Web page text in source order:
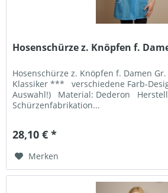
Hosenschürze z. Knöpfen f.
Hosenschürze z. Knöpfen f. Damen
Klassiker *** verschiedene Farb-
Auswahl!) Material: Dederon
Schürzenfabrikation...
28,10 € *
Merken